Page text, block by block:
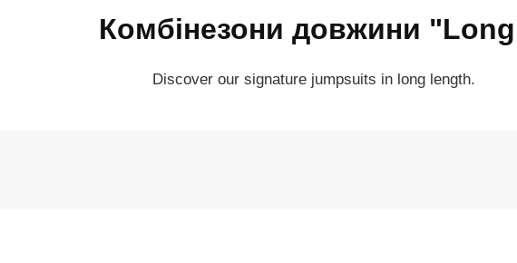
Комбінезони довжини
Discover our signature jumpsuits in long length.